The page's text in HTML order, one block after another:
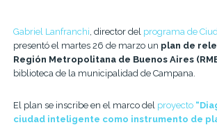
Gabriel Lanfranchi , director del programa de
presentó el martes 26 de marzo un plan de
Región Metropolitana de Buenos Aires
biblioteca de la municipalidad de Campana.
El plan se inscribe en el marco del proyecto
ciudad inteligente como instrumento de